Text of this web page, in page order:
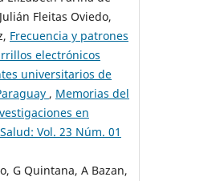
Fleitas Oviedo,
Frecuencia y patrones
electrónicos
universitarios de
, Memorias del
en
Vol. 23 Núm. 01
G Quintana, A Bazan,